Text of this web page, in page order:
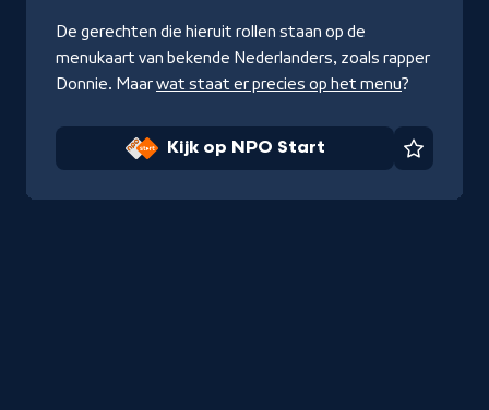
De gerechten die hieruit rollen staan op de
menukaart van bekende Nederlanders, zoals rapper
Donnie. Maarwat staat er precies op het menu?
Kijk op NPO Start